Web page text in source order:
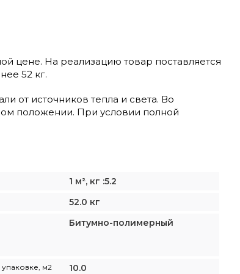
цене. На реализацию товар поставляется
52 кг.
от источников тепла и света. Во
положении. При условии полной
1 м², кг :5.2
52.0 кг
Битумно-полимерный
м2 10.0